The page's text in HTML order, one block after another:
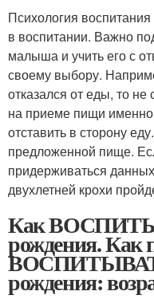
Психология воспитания
в воспитании. Важно
малыша и учить его с
своему выбору.
отказался от еды, то не
на приеме пищи именно
отставить в сторону
предложенной пище.
придерживаться
двухлетней крохи
Как
рождения. Как
рождения: